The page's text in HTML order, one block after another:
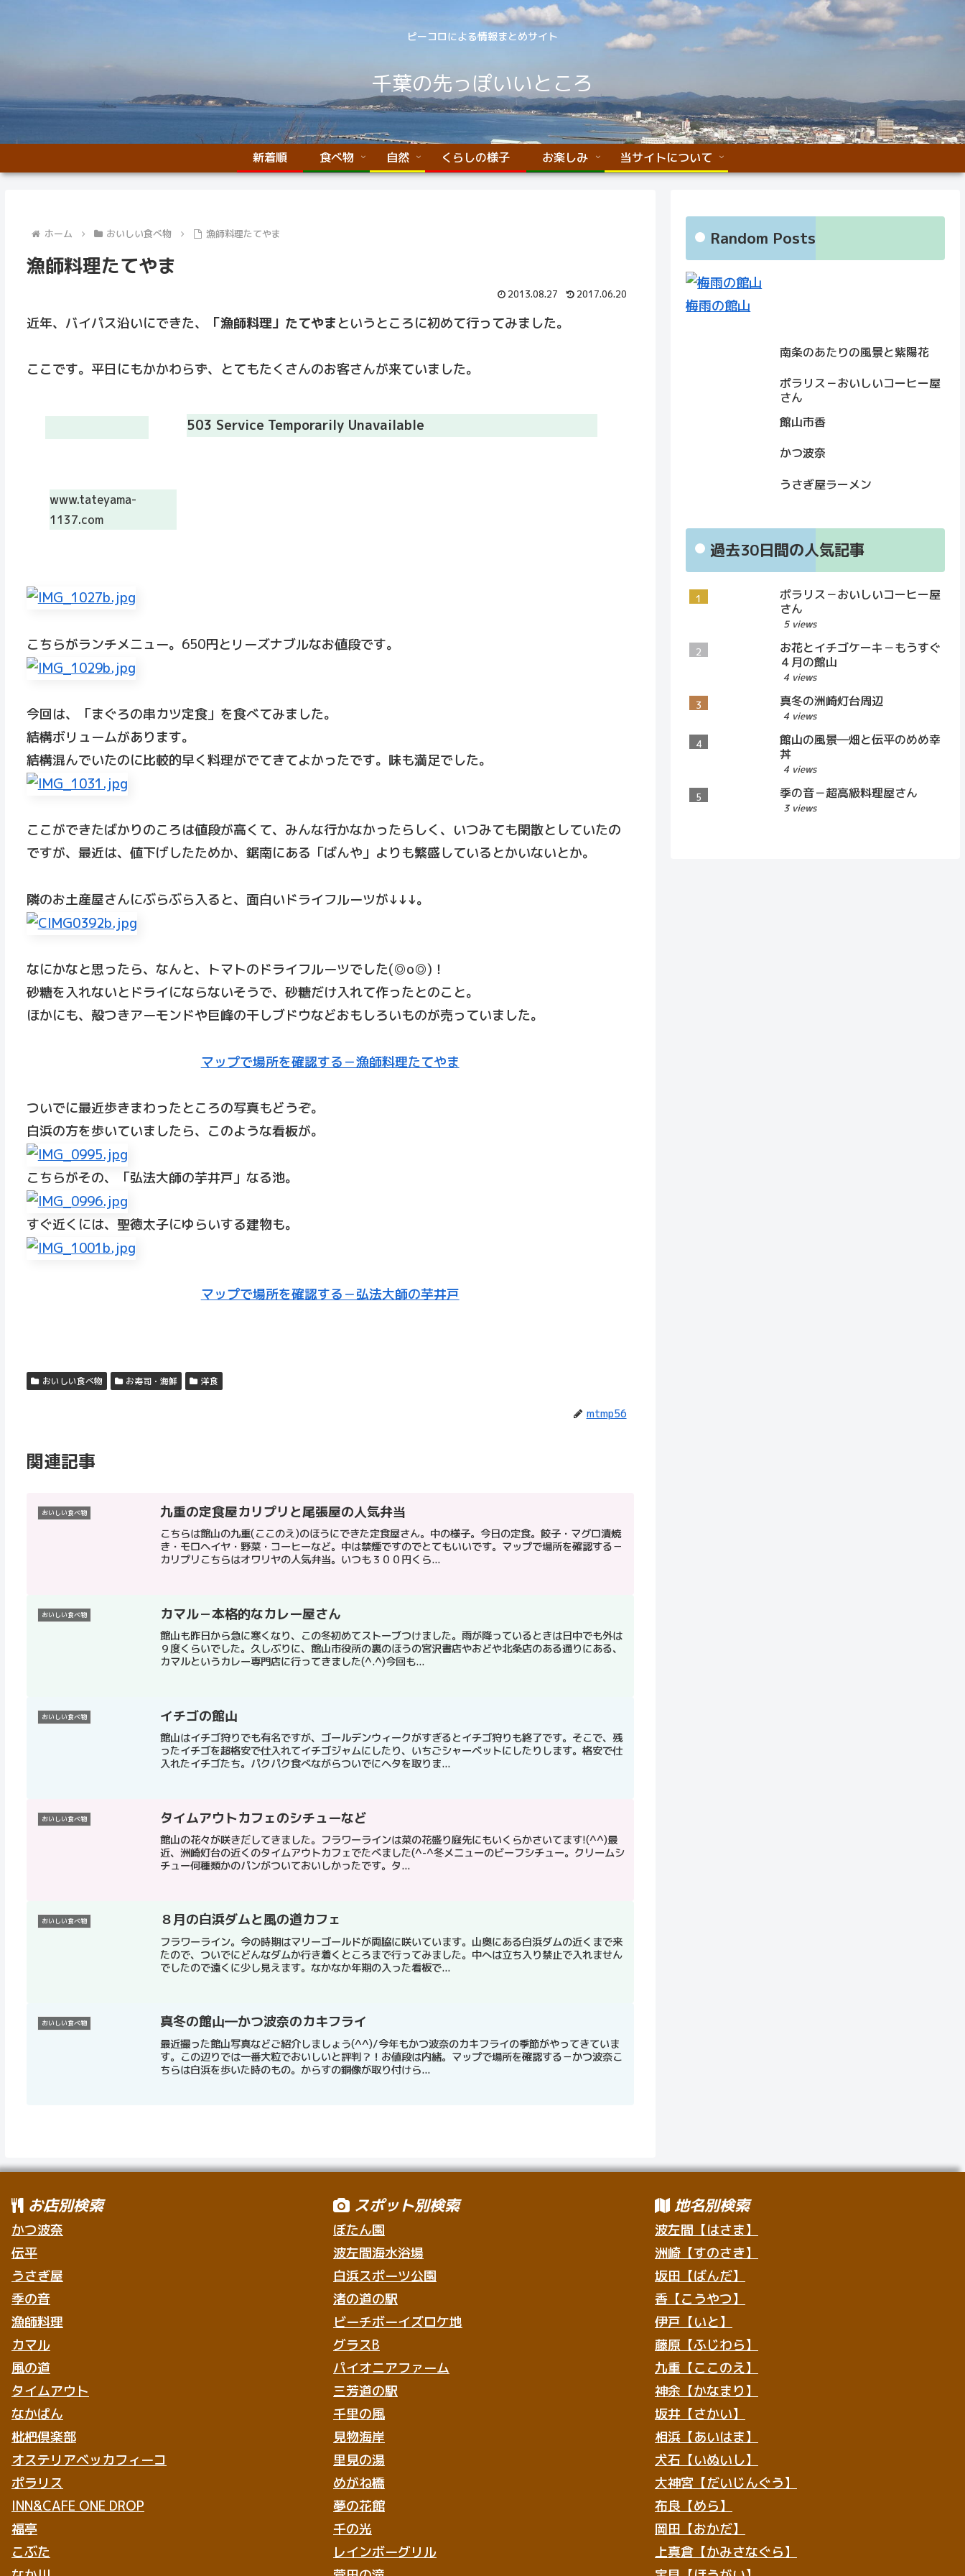
ピーコロによる情報まとめサイト
千葉の先っぽいいところ
新着順 食べ物 自然 くらしの様子 お楽しみ 当サイトについて
ホーム おいしい食べ物 漁師料理たてやま
漁師料理たてやま
2013.08.27 2017.06.20
近年、バイパス沿いにできた、 「漁師料理」たてやま というところに初めて行ってみました。
ここです。平日にもかかわらず、とてもたくさんのお客さんが来ていました。
503 Service Temporarily Unavailable
www.tateyama-
1137.com
こちらがランチメニュー。650円とリーズナブルなお値段です。
今回は、「まぐろの串カツ定食」を食べてみました。
結構ボリュームがあります。
結構混んでいたのに比較的早く料理がでてきてよかったです。味も満足でした。
ここができたばかりのころは値段が高くて、みんな行かなかったらしく、いつみても閑散としていたの
ですが、最近は、値下げしたためか、鋸南にある「ばんや」よりも繁盛しているとかいないとか。
隣のお土産屋さんにぶらぶら入ると、面白いドライフルーツが↓↓↓。
なにかなと思ったら、なんと、トマトのドライフルーツでした(◎o◎)！
砂糖を入れないとドライにならないそうで、砂糖だけ入れて作ったとのこと。
ほかにも、殻つきアーモンドや巨峰の干しブドウなどおもしろいものが売っていました。
マップで場所を確認する－漁師料理たてやま
ついでに最近歩きまわったところの写真もどうぞ。
白浜の方を歩いていましたら、このような看板が。
こちらがその、「弘法大師の芋井戸」なる池。
すぐ近くには、聖徳太子にゆらいする建物も。
マップで場所を確認する－弘法大師の芋井戸
おいしい食べ物 お寿司・海鮮 洋食
mtmp56
関連記事
おいしい食べ物 九重の定食屋カリプリと尾張屋の人気弁当
こちらは館山の九重(ここのえ)のほうにできた定食屋さん。中の様子。今日の定食。餃子・マグロ漬焼
き・モロヘイヤ・野菜・コーヒーなど。中は禁煙ですのでとてもいいです。マップで場所を確認する－
カリプリこちらはオワリヤの人気弁当。いつも３００円くら...
おいしい食べ物 カマル－本格的なカレー屋さん
館山も昨日から急に寒くなり、この冬初めてストーブつけました。雨が降っているときは日中でも外は
９度くらいでした。久しぶりに、館山市役所の裏のほうの宮沢書店やおどや北条店のある通りにある、
カマルというカレー専門店に行ってきました(^.^)今回も...
おいしい食べ物 イチゴの館山
館山はイチゴ狩りでも有名ですが、ゴールデンウィークがすぎるとイチゴ狩りも終了です。そこで、残
ったイチゴを超格安で仕入れてイチゴジャムにしたり、いちごシャーベットにしたりします。格安で仕
入れたイチゴたち。パクパク食べながらついでにヘタを取りま...
おいしい食べ物 タイムアウトカフェのシチューなど
館山の花々が咲きだしてきました。フラワーラインは菜の花盛り庭先にもいくらかさいてます!(^^)最
近、洲崎灯台の近くのタイムアウトカフェでたべました(^-^冬メニューのビーフシチュー。クリームシ
チュー何種類かのパンがついておいしかったです。タ...
おいしい食べ物 ８月の白浜ダムと風の道カフェ
フラワーライン。今の時期はマリーゴールドが両脇に咲いています。山奥にある白浜ダムの近くまで来
たので、ついでにどんなダムか行き着くところまで行ってみました。中へは立ち入り禁止で入れません
でしたので遠くに少し見えます。なかなか年期の入った看板で...
おいしい食べ物 真冬の館山―かつ波奈のカキフライ
最近撮った館山写真などご紹介しましょう(^^)/今年もかつ波奈のカキフライの季節がやってきていま
す。この辺りでは一番大粒でおいしいと評判？！お値段は内緒。マップで場所を確認する－かつ波奈こ
ちらは白浜を歩いた時のもの。からすの銅像が取り付けら...
Random Posts
梅雨の館山
南条のあたりの風景と紫陽花
ポラリス－おいしいコーヒー屋
さん
館山市香
かつ波奈
うさぎ屋ラーメン
過去30日間の人気記事
ポラリス－おいしいコーヒー屋
さん
5 views
お花とイチゴケーキ－もうすぐ
４月の館山
4 views
真冬の洲崎灯台周辺
4 views
館山の風景―畑と伝平のめめ幸
丼
4 views
季の音－超高級料理屋さん
3 views
お店別検索
かつ波奈
伝平
うさぎ屋
季の音
漁師料理
カマル
風の道
タイムアウト
なかぱん
枇杷倶楽部
オステリアベッカフィーコ
ポラリス
INN&CAFE ONE DROP
福亭
こぶた
スポット別検索
ぼたん園
波左間海水浴場
白浜スポーツ公園
渚の道の駅
ビーチボーイズロケ地
グラスB
パイオニアファーム
三芳道の駅
千里の風
見物海岸
里見の湯
めがね橋
夢の花館
千の光
レインボーグリル
地名別検索
波左間【はさま】
洲崎【すのさき】
坂田【ばんだ】
香【こうやつ】
伊戸【いと】
藤原【ふじわら】
九重【ここのえ】
神余【かなまり】
坂井【さかい】
相浜【あいはま】
犬石【いぬいし】
大神宮【だいじんぐう】
布良【めら】
岡田【おかだ】
上真倉【かみさなぐら】